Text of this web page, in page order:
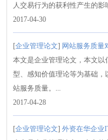
人交易行为的获利性产生的影
2017-04-30
[企业管理论文] 网站服务质量
本文是企业管理论文，本文
型、感知价值理论等为基础
站服务质量。...
2017-04-28
[企业管理论文]外资在华企业